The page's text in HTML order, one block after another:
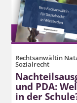
Rechtsanwältin
Sozialrecht
und PDA:
in der